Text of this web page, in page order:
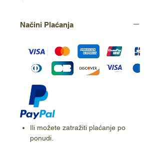
Načini Plaćanja
Ili možete zatražiti plaćanje po
ponudi.